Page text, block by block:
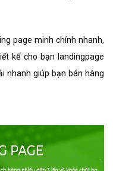
page minh chính nhanh,
kế cho bạn landingpage
nhanh giúp bạn bán hàng